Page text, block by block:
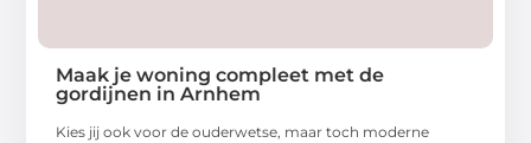
Maak je woning compleet met de
gordijnen in Arnhem
Kies jij ook voor de ouderwetse, maar toch moderne